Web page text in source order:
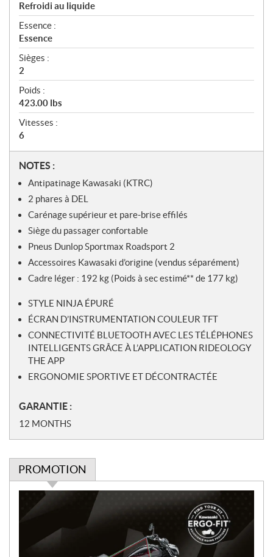
Refroidi au liquide
Essence :
Essence
Sièges :
2
Poids :
423.00 lbs
Vitesses :
6
N
o
s
NOTES :
Antipatinage Kawasaki (KTRC)
2 phares à DEL
Carénage supérieur et pare-brise effilés
Siège du passager confortable
Pneus Dunlop Sportmax Roadsport 2
Accessoires Kawasaki d’origine (vendus séparément)
Cadre léger : 192 kg (Poids à sec estimé** de 177 kg)
STYLE NINJA ÉPURÉ
ÉCRAN D’INSTRUMENTATION COULEUR TFT
CONNECTIVITÉ BLUETOOTH AVEC LES TÉLÉPHONES
INTELLIGENTS GRÂCE À L’APPLICATION RIDEOLOGY
THE APP
ERGONOMIE SPORTIVE ET DÉCONTRACTÉE
GARANTIE :
12 MONTHS
PROMOTION